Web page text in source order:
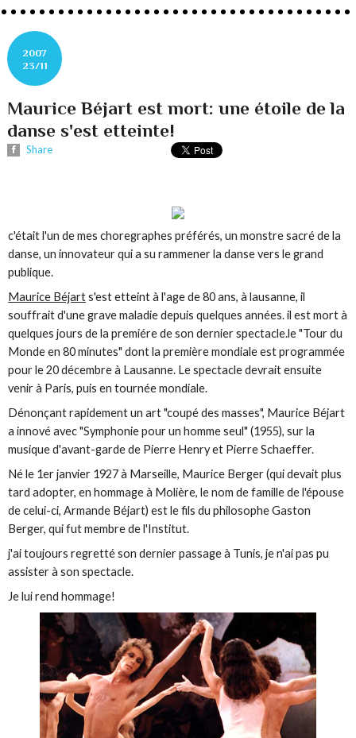
2007
23/11
Maurice Béjart est mort: une étoile de la
danse s'est etteinte!
Share
c'était l'un de mes choregraphes préférés, un monstre sacré de la
danse, un innovateur qui a su rammener la danse vers le grand
publique.
Maurice Béjarts'est etteint à l'age de 80 ans, à lausanne, il
souffrait d'une grave maladie depuis quelques années. il est mort à
quelques jours de la premiére de son dernier spectacle.le "Tour du
Monde en 80 minutes" dont la première mondiale est programmée
pour le 20 décembre à Lausanne. Le spectacle devrait ensuite
venir à Paris, puis en tournée mondiale.
Dénonçant rapidement un art "coupé des masses", Maurice Béjart
a innové avec "Symphonie pour un homme seul" (1955), sur la
musique d'avant-garde de Pierre Henry et Pierre Schaeffer.
Né le 1er janvier 1927 à Marseille, Maurice Berger (qui devait plus
tard adopter, en hommage à Molière, le nom de famille de l'épouse
de celui-ci, Armande Béjart) est le fils du philosophe Gaston
Berger, qui fut membre de l'Institut.
j'ai toujours regretté son dernier passage à Tunis, je n'ai pas pu
assister à son spectacle.
Je lui rend hommage!